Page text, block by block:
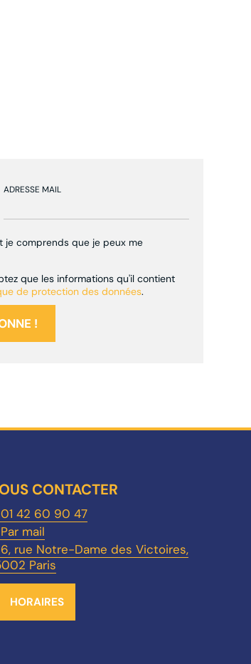
ADRESSE MAIL
je comprends que je peux me
que les informations qu'il contient
de protection des données.
CONTACTER
01 42 60 90 47
Par mail
6, rue Notre-Dame des Victoires,
Paris
HORAIRES